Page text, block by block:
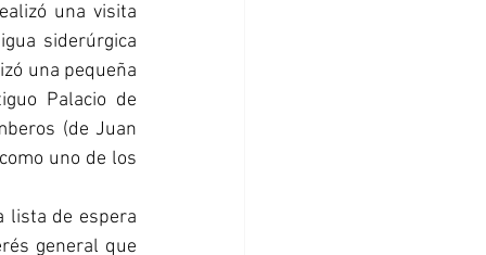
una visita
siderúrgica
una pequeña
Palacio de
(de Juan
uno de los
lista de espera
general que